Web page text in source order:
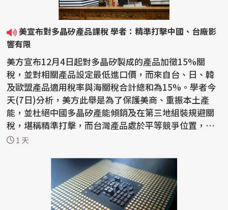
美宣布對多晶矽產品課稅 學者：精準打擊中國、台廠影
響有限
美方宣布12月4日起對多晶矽製成的產品加徵15%關
稅，並對相關產品設定最低進口價，而來自台、日、韓
及歐盟產品適用稅率與海關稅合計總和為15%。學者今
天(7日)分析，美方此舉是為了保護美商、重振本土產
能，並杜絕中國多晶矽產能傾銷及在第三地組裝規避關
稅，堪稱精準打擊，而台灣產品處於平等競爭位置，對
台廠影響有限，...
1 天